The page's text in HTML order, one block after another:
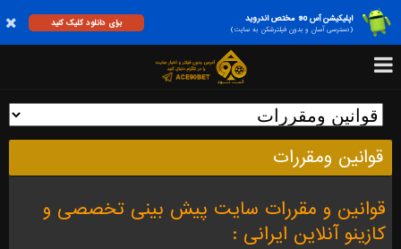
اپلیکیشن آس 90 مختص اندروید
(دسترسی آسان و بدون فیلترشکن به سایت)
برای دانلود کلیک کنید
قوانین ومقررات
قوانین و مقررات سایت پیش بینی تخصصی و
کازینو آنلاین ایرانی :